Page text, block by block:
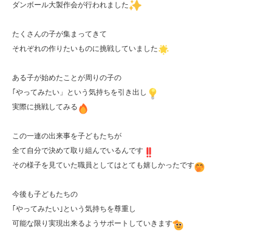
ダンボール大製作会が行われました
たくさんの子が集まってきて
それぞれの作りたいものに挑戦していました
ある子が始めたことが周りの子の
｢やってみたい」という気持ちを引き出し
実際に挑戦してみる
この一連の出来事を子どもたちが
全て自分で決めて取り組んでいるんです
その様子を見ていた職員としてはとても嬉しかったです
今後も子どもたちの
｢やってみたい｣という気持ちを尊重し
可能な限り実現出来るようサポートしていきます